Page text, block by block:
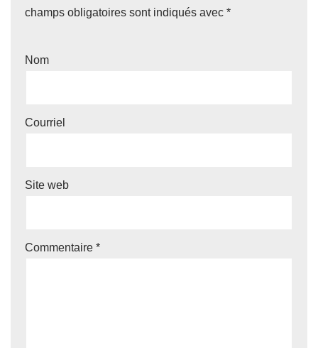
champs obligatoires sont indiqués avec *
Nom
Courriel
Site web
Commentaire *